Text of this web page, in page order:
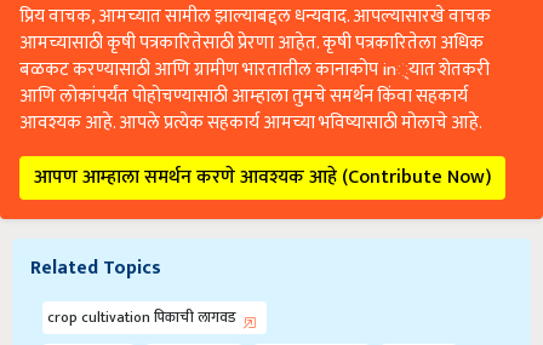
प्रिय वाचक, आमच्यात सामील झाल्याबद्दल धन्यवाद. आपल्यासारखे वाचक
आमच्यासाठी कृषी पत्रकारितेसाठी प्रेरणा आहेत. कृषी पत्रकारितेला अधिक
बळकट करण्यासाठी आणि ग्रामीण भारतातील कानाकोप in्यात शेतकरी
आणि लोकांपर्यंत पोहोचण्यासाठी आम्हाला तुमचे समर्थन किंवा सहकार्य
आवश्यक आहे. आपले प्रत्येक सहकार्य आमच्या भविष्यासाठी मोलाचे आहे.
आपण आम्हाला समर्थन करणे आवश्यक आहे (Contribute Now)
Related Topics
crop cultivation पिकाची लागवड